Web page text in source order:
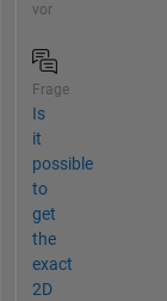
vor
Frage
Is
it
possible
to
get
the
exact
2D